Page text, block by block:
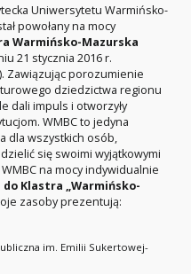
Uniwersytetu Warmińsko-
powołany na mocy
Warmińsko-Mazurska
21 stycznia 2016 r.
Zawiązując porozumienie
dziedzictwa regionu
dali impuls i otworzyły
WMBC to jedyna
dla wszystkich osób,
się swoimi wyjątkowymi
na mocy indywidualnie
Klastra „Warmińsko-
zasoby prezentują:
im. Emilii Sukertowej-